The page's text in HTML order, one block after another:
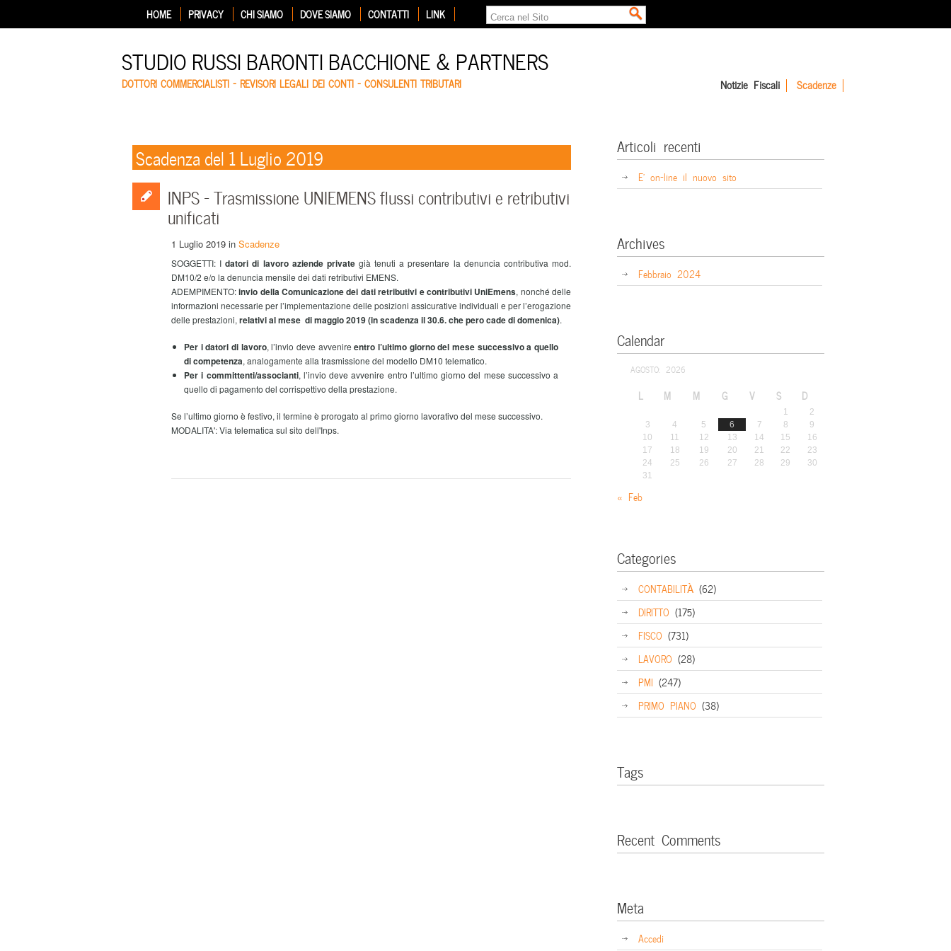
HOME PRIVACY CHI SIAMO DOVE SIAMO CONTATTI LINK
STUDIO RUSSI BARONTI BACCHIONE & PARTNERS
DOTTORI COMMERCIALISTI – REVISORI LEGALI DEI CONTI – CONSULENTI TRIBUTARI Notizie Fiscali Scadenze
Scadenza del 1 Luglio 2019
INPS – Trasmissione UNIEMENS flussi contributivi e retributivi
unificati
1 Luglio 2019 in Scadenze
SOGGETTI: Idatori di lavoro aziende privategià tenuti a presentare la denuncia contributiva mod.
DM10/2 e/o la denuncia mensile dei dati retributivi EMENS.
ADEMPIMENTO:invio della Comunicazione dei dati retributivi e contributivi UniEmens, nonché delle
informazioni necessarie per l’implementazione delle posizioni assicurative individuali e per l’erogazione
delle prestazioni, relativi al mese di maggio 2019 (in scadenza il 30.6. che pero cade di domenica).
Per i datori di lavoro, l’invio deve avvenireentro l’ultimo giorno del mese successivo a quello
di competenza, analogamente alla trasmissione del modello DM10 telematico.
Per i committenti/associanti, l’invio deve avvenire entro l’ultimo giorno del mese successivo a
quello di pagamento del corrispettivo della prestazione.
Se l’ultimo giorno è festivo, il termine è prorogato al primo giorno lavorativo del mese successivo.
MODALITA': Via telematica sul sito dell'Inps.
Articoli recenti
E’ on-line il nuovo sito
Archives
Febbraio 2024
Calendar
AGOSTO: 2026
L M M G V S D
1
2
3
4 5 6 7 8
9
10
11 12 13 14 15
16
17
18 19 20 21 22
23
24
25 26 27 28 29
30
31
« Feb
Categories
CONTABILITÀ (62)
DIRITTO (175)
FISCO (731)
LAVORO (28)
PMI (247)
PRIMO PIANO (38)
Tags
Recent Comments
Meta
Accedi